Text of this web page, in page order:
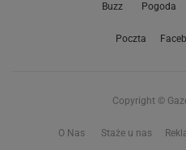
Buzz Pogoda
Poczta
Copyright ©
O Nas Staże u nas